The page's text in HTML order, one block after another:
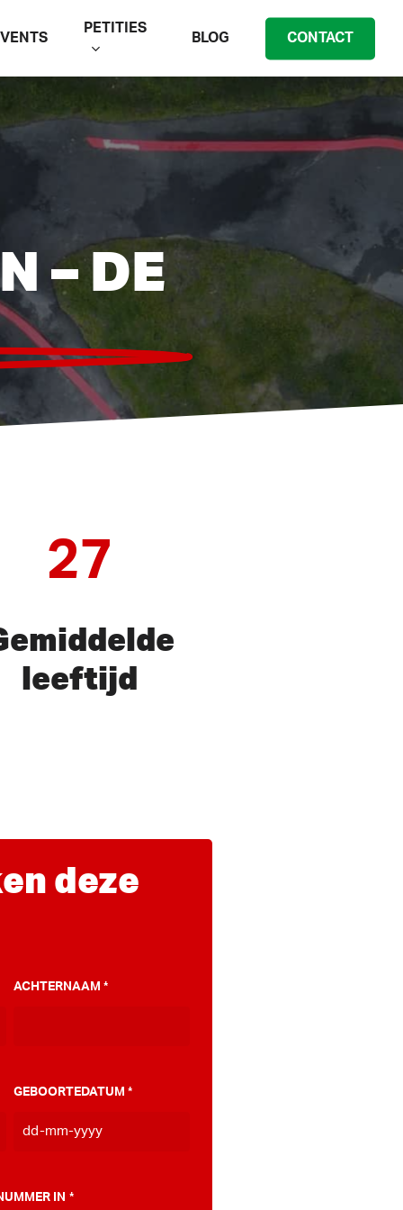
PETITIES
BLOG CONTACT
– DE
27
leeftijd
deze
ACHTERNAAM *
GEBOORTEDATUM *
MM
IN *